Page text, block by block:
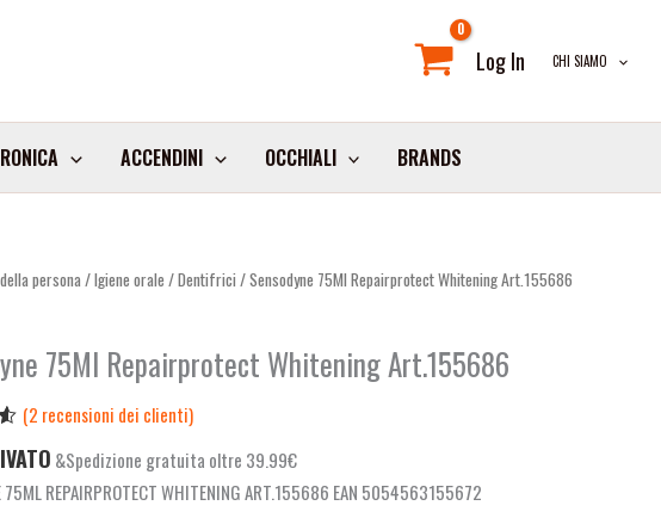
Log In CHI SIAMO
ACCENDINI OCCHIALI BRANDS
persona/Igiene orale /Dentifrici / Sensodyne 75Ml Repairprotect Whitening Art.155686
75Ml Repairprotect Whitening Art.155686
(2 recensioni dei clienti)
IVATO &Spedizione gratuita oltre 39.99€
75ML REPAIRPROTECT WHITENING ART.155686 EAN 5054563155672